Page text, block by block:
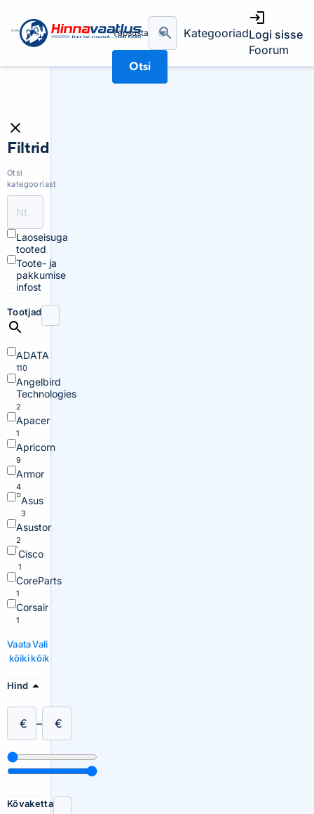
Täpsusta
Otsi
KategooriadLogi sisse
Foorum
Filtrid
Otsi
kategooriast
Laoseisuga
tooted
Toote- ja
pakkumise
infost
Tootjad
ADATA
110
Angelbird
Technologies
2
Apacer
1
Apricorn
9
Armor
4
Asus
3
Asustor
2
Cisco
1
CoreParts
1
Corsair
1
Vaata
kõiki
Vali
kõik
Hind
€ – €
Kõvaketta